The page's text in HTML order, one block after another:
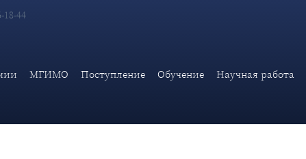
18-44
МГИМО Поступление Обучение Научная работа
МИД России провела очередной посольский «круглый стол»